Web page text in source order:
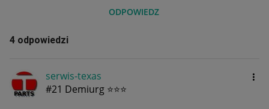
ODPOWIEDZ
4 odpowiedzi
serwis-texas
#21 Demiurg ⭐⭐⭐